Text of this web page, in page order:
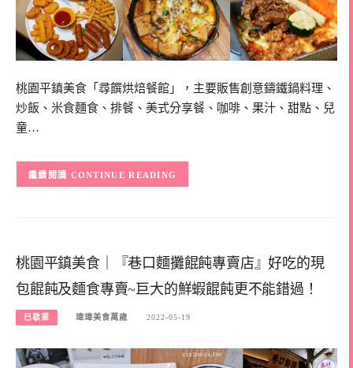
桃園平鎮美食「尋饌烘焙餐館」，主要販售創意鑄鐵鍋料理、
炒飯、米食麵食、排餐、美式分享餐、咖啡、果汁、甜點、兒
童…
CONTINUE READING
桃園平鎮美食｜『巷口麵攤餛飩專賣店』好吃的現
包餛飩及麵食專賣~巨大的鮮蝦餛飩更不能錯過！
已歇業 瑋瑋美食萬歲 2022-05-19